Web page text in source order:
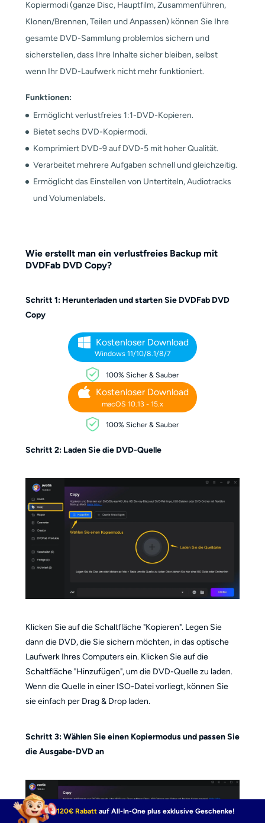
Kopiermodi (ganze Disc, Hauptfilm, Zusammenführen,
Klonen/Brennen, Teilen und Anpassen) können Sie Ihre
gesamte DVD-Sammlung problemlos sichern und
sicherstellen, dass Ihre Inhalte sicher bleiben, selbst
wenn Ihr DVD-Laufwerk nicht mehr funktioniert.
Funktionen:
Ermöglicht verlustfreies 1:1-DVD-Kopieren.
Bietet sechs DVD-Kopiermodi.
Komprimiert DVD-9 auf DVD-5 mit hoher Qualität.
Verarbeitet mehrere Aufgaben schnell und gleichzeitig.
Ermöglicht das Einstellen von Untertiteln, Audiotracks
und Volumenlabels.
Wie erstellt man ein verlustfreies Backup mit
DVDFab DVD Copy?
Schritt 1: Herunterladen und starten Sie DVDFab DVD
Copy
Kostenloser Download
Windows 11/10/8.1/8/7
100% Sicher & Sauber
Kostenloser Download
macOS 10.13 - 15.x
100% Sicher & Sauber
Schritt 2: Laden Sie die DVD-Quelle
Klicken Sie auf die Schaltfläche "Kopieren". Legen Sie
dann die DVD, die Sie sichern möchten, in das optische
Laufwerk Ihres Computers ein. Klicken Sie auf die
Schaltfläche "Hinzufügen", um die DVD-Quelle zu laden.
Wenn die Quelle in einer ISO-Datei vorliegt, können Sie
sie einfach per Drag & Drop laden.
Schritt 3: Wählen Sie einen Kopiermodus und passen Sie
die Ausgabe-DVD an
120€ Rabatt auf All-In-One plus exklusive Geschenke!